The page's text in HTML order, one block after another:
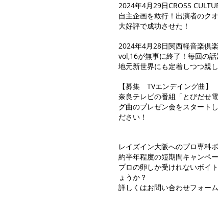
2024年4月29日CROSS
自主企画を敢行！出演者のク
大好評で成功させた！
2024年4月28日関西軽音楽倶
vol,16が無事に終了！毎回の
地元新世界にも定着しつつ親
【募集 TVエンデイング曲】
奈良テレビの番組「とびだせ
グ曲のプレゼン会をスタート
ださい！
レイズイン大阪へのプロ専科
約半年程度の短期間キャンペ
プロの卵しか受けれないボイ
ょうか？
詳しくはお問い合わせフォー